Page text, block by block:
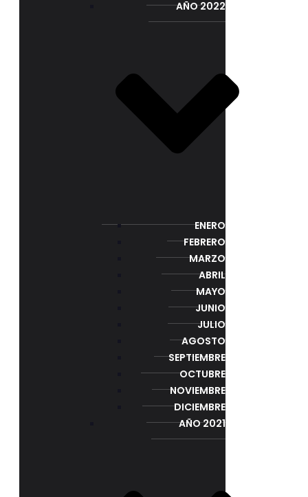
AÑO 2022
ENERO
FEBRERO
MARZO
ABRIL
MAYO
JUNIO
JULIO
AGOSTO
SEPTIEMBRE
OCTUBRE
NOVIEMBRE
DICIEMBRE
AÑO 2021